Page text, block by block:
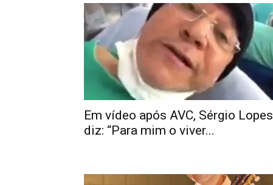
Em vídeo após AVC, Sérgio Lopes
diz: “Para mim o viver...